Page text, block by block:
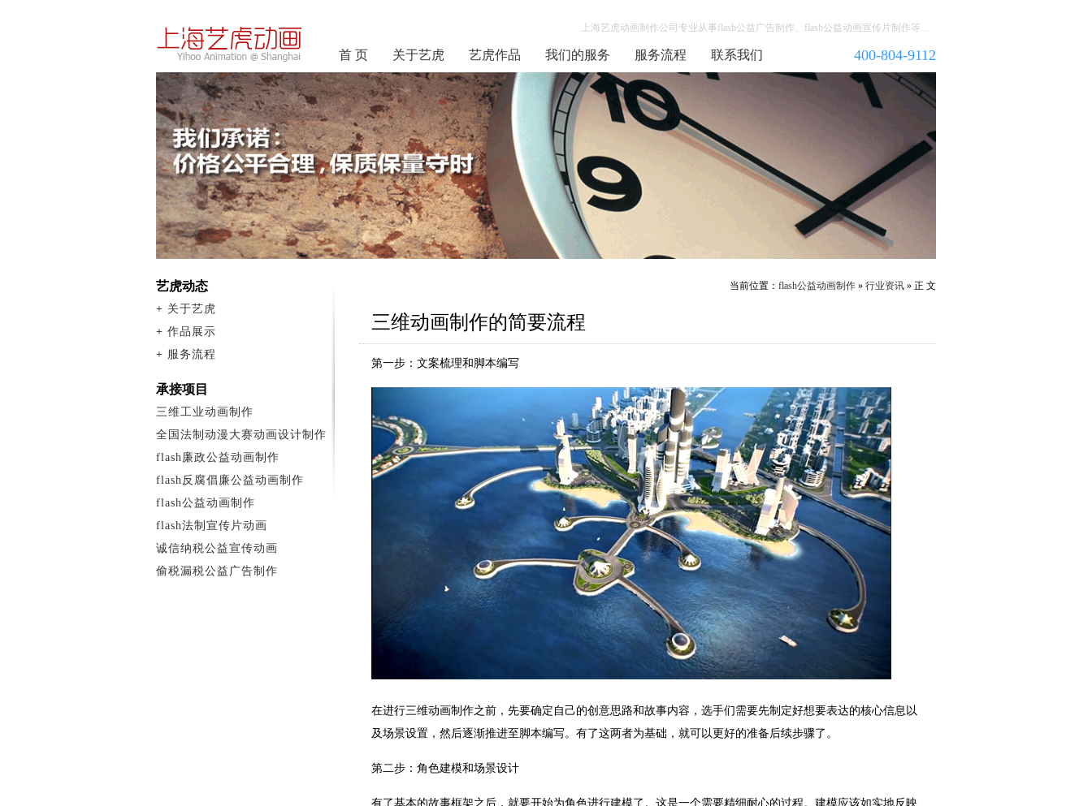
上海艺虎动画制作公司专业从事flash公益广告制作、flash公益动画宣传片制作等...
首 页 关于艺虎 艺虎作品 我们的服务 服务流程 联系我们 400-804-9112
当前位置： flash公益动画制作 » 行业资讯 » 正 文
三维动画制作的简要流程
第一步：文案梳理和脚本编写
在进行三维动画制作之前，先要确定自己的创意思路和故事内容，选手们需要先制定好想要表达的核心信息以
及场景设置，然后逐渐推进至脚本编写。有了这两者为基础，就可以更好的准备后续步骤了。
第二步：角色建模和场景设计
有了基本的故事框架之后，就要开始为角色进行建模了。这是一个需要精细耐心的过程。建模应该如实地反映
艺虎动态
+ 关于艺虎
+ 作品展示
+ 服务流程
承接项目
三维工业动画制作
全国法制动漫大赛动画设计制作
flash廉政公益动画制作
flash反腐倡廉公益动画制作
flash公益动画制作
flash法制宣传片动画
诚信纳税公益宣传动画
偷税漏税公益广告制作